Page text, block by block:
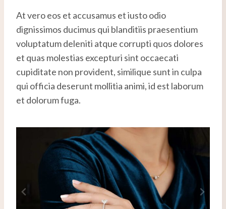
At vero eos et accusamus et iusto odio
dignissimos ducimus qui blanditiis praesentium
voluptatum deleniti atque corrupti quos dolores
et quas molestias excepturi sint occaecati
cupiditate non provident, similique sunt in culpa
qui officia deserunt mollitia animi, id est laborum
et dolorum fuga.